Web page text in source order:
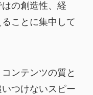
の創造性、経
ことに集中して
ンテンツの質と
つけないスピー